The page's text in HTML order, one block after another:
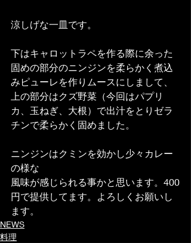
涼しげな一皿です。
下はキャロットラペを作る際に余った
固めの部分のニンジンを柔らかく煮込
みピューレを作りムースにしまして、
上の部分はクズ野菜（今回はパプリ
カ、玉ねぎ、大根）で出汁をとりゼラ
チンで柔らかく固めました。
ニンジンはクミンを効かし少々カレー
の様な
風味が感じられる事かと思います。400
円で提供してます。よろしくお願いし
ます。
NEWS
料理